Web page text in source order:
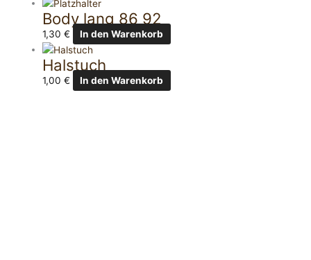
Body lang 86 92
1,30€ In den Warenkorb
Halstuch
1,00€ In den Warenkorb